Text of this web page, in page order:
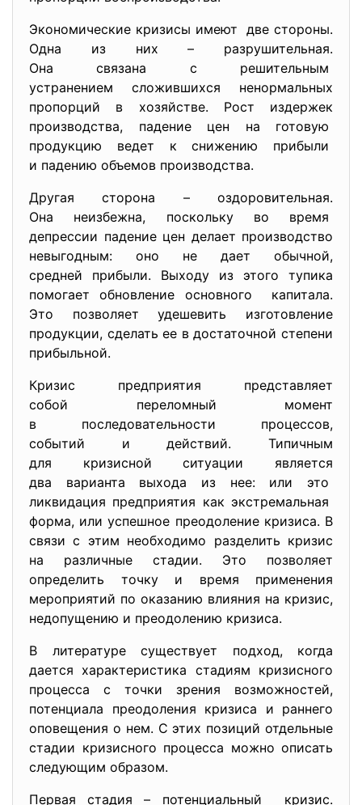
Экономические кризисы имеют две стороны.
Одна из них – разрушительная.
Она связана с решительным
устранением сложившихся ненормальных
пропорций в хозяйстве. Рост издержек
производства, падение цен на готовую
продукцию ведет к снижению прибыли
и падению объемов производства.
Другая сторона – оздоровительная.
Она неизбежна, поскольку во время
депрессии падение цен делает производство
невыгодным: оно не дает обычной,
средней прибыли. Выходу из этого тупика
помогает обновление основного капитала.
Это позволяет удешевить изготовление
продукции, сделать ее в достаточной степени
прибыльной.
Кризис предприятия представляет
собой переломный момент
в последовательности процессов,
событий и действий. Типичным
для кризисной ситуации является
два варианта выхода из нее: или это
ликвидация предприятия как экстремальная
форма, или успешное преодоление кризиса. В
связи с этим необходимо разделить кризис
на различные стадии. Это позволяет
определить точку и время применения
мероприятий по оказанию влияния на кризис,
недопущению и преодолению кризиса.
В литературе существует подход, когда
дается характеристика стадиям кризисного
процесса с точки зрения возможностей,
потенциала преодоления кризиса и раннего
оповещения о нем. С этих позиций отдельные
стадии кризисного процесса можно описать
следующим образом.
Первая стадия – потенциальный кризис.